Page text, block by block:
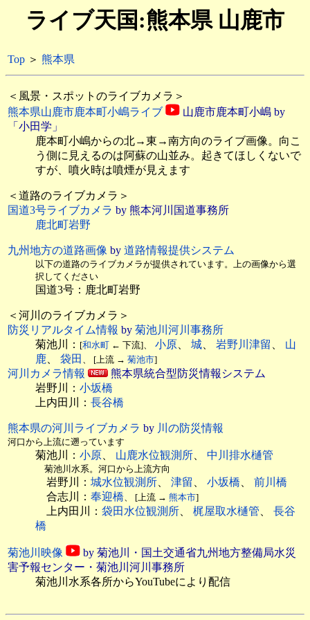
ライブ天国:熊本県 山鹿市
Top ＞ 熊本県
＜風景・スポットのライブカメラ＞
熊本県山鹿市鹿本町小嶋ライブ
山鹿市鹿本町小嶋 by
「小田学」
鹿本町小嶋からの北→東→南方向のライブ画像。向こ
う側に見えるのは阿蘇の山並み。起きてほしくないで
すが、噴火時は噴煙が見えます
＜道路のライブカメラ＞
国道3号ライブカメラ by 熊本河川国道事務所
鹿北町岩野
九州地方の道路画像 by 道路情報提供システム
以下の道路のライブカメラが提供されています。上の画像から選
択してください
国道3号：鹿北町岩野
＜河川のライブカメラ＞
防災リアルタイム情報 by 菊池川河川事務所
菊池川： [和水町 ← 下流]、 小原、 城、 岩野川津留 、 山
鹿、 袋田 、 [上流 → 菊池市]
河川カメラ情報
熊本県統合型防災情報システム
岩野川： 小坂橋
上内田川： 長谷橋
熊本県の河川ライブカメラ by 川の防災情報
河口から上流に遡っています
菊池川： 小原、 山鹿水位観測所、 中川排水樋管
菊池川水系。河口から上流方向
岩野川： 城水位観測所、 津留 、 小坂橋、 前川橋
合志川： 奉迎橋、 [上流 → 熊本市]
上内田川： 袋田水位観測所、 梶屋取水樋管、 長谷
橋
菊池川映像
by 菊池川・国土交通省九州地方整備局水災
害予報センター・菊池川河川事務所
菊池川水系各所からYouTubeにより配信